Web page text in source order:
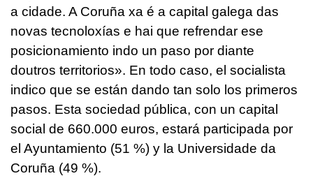
a cidade. A Coruña xa é a capital galega das
novas tecnoloxías e hai que refrendar ese
posicionamiento indo un paso por diante
doutros territorios». En todo caso, el socialista
indico que se están dando tan solo los primeros
pasos. Esta sociedad pública, con un capital
social de 660.000 euros, estará participada por
el Ayuntamiento (51 %) y la Universidade da
Coruña (49 %).